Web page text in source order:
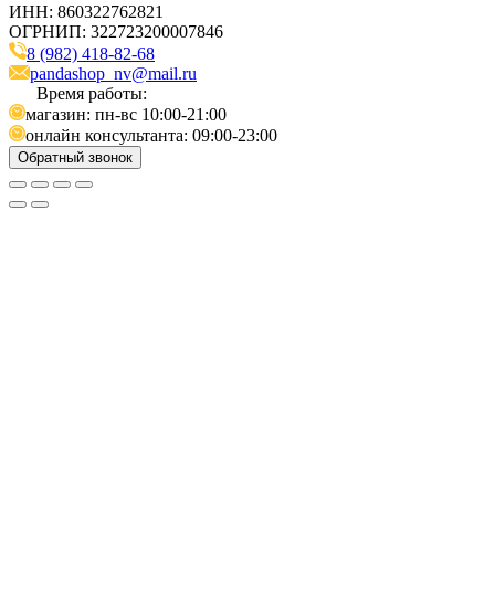
ИНН: 860322762821
ОГРНИП: 322723200007846
8 (982) 418-82-68
pandashop_nv@mail.ru
Время работы:
магазин: пн-вс 10:00-21:00
онлайн консультанта: 09:00-23:00
Обратный звонок